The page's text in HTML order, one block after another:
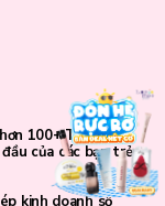
từ trong ra ngoài
vùng nhỏ và khó
100+ Thương
của các bạn trẻ
kinh doanh số